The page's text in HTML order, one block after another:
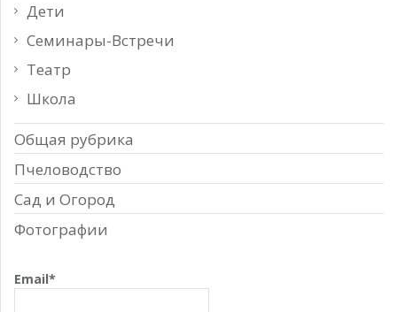
Дети
Семинары-Встречи
Театр
Школа
Общая рубрика
Пчеловодство
Сад и Огород
Фотографии
Email*